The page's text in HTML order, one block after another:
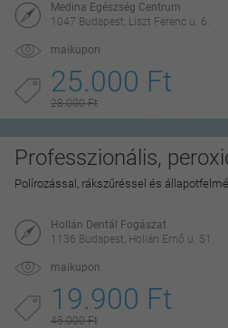
Medina Egészség Centrum
1047 Budapest, Liszt Ferenc u. 6.
maikupon
25.000 Ft
28.000 Ft
Professzionális,
Polírozással, rákszűréssel és
Hollán Dentál Fogászat
1136 Budapest, Hollán Ernő u. 51.
maikupon
19.900 Ft
45.000 Ft